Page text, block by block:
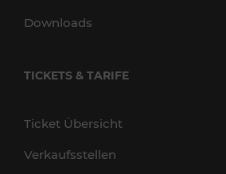
Downloads
TICKETS & TARIFE
Ticket Übersicht
Verkaufsstellen